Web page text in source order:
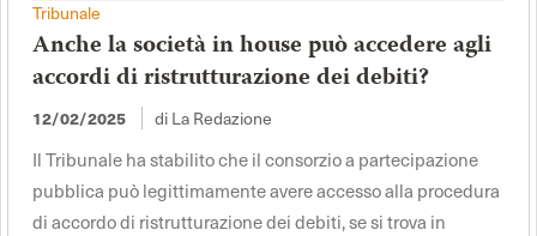
Tribunale
Anche la società in house può accedere agli
accordi di ristrutturazione dei debiti?
12/02/2025 di La Redazione
Il Tribunale ha stabilito che il consorzio a partecipazione
pubblica può legittimamente avere accesso alla procedura
di accordo di ristrutturazione dei debiti, se si trova in